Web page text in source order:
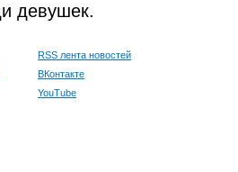
девушек.
RSS лента новостей
ВКонтакте
YouTube